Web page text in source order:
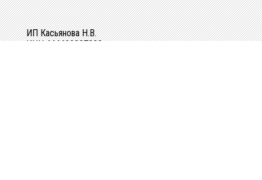
ИП Касьянова Н.В.
ИНН 444400337228